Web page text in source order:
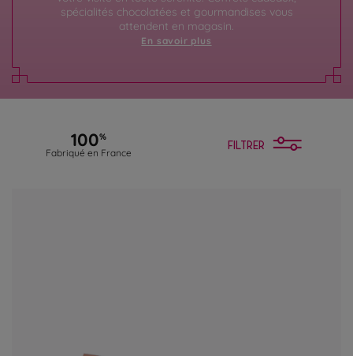
spécialités chocolatées et gourmandises vous
attendent en magasin.
En savoir plus
100%
Fabriqué en France
FILTRER